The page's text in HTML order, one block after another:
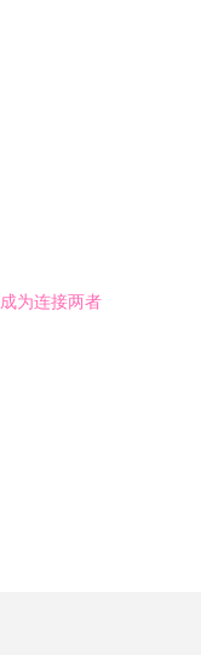
为连接两者